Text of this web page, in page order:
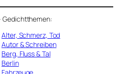
Gedichtthemen:
Alter, Schmerz, Tod
Autor & Schreiben
Berg, Fluss & Tal
Berlin